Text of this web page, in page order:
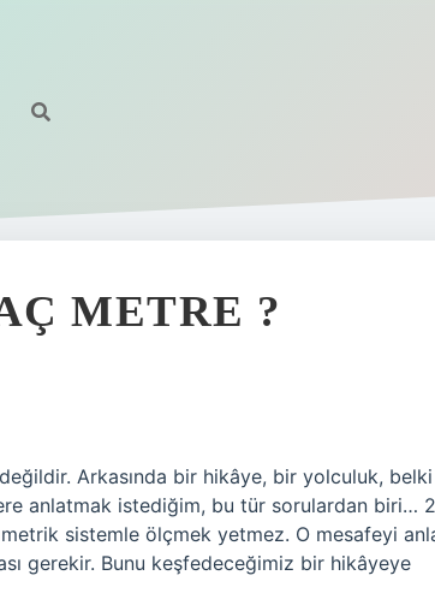
METRE ?
Arkasında bir hikâye, bir yolculuk,
anlatmak istediğim, bu tür sorulardan biri…
sistemle ölçmek yetmez. O mesafeyi
gerekir. Bunu keşfedeceğimiz bir hikâyeye